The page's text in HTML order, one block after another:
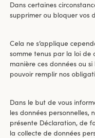
Dans certaines
supprimer ou bloquer vos
Cela ne s’applique
somme tenus par la loi de
manière ces données ou
pouvoir remplir nos
Dans le but de vous
les données personnelles,
présente Déclaration, de
la collecte de données